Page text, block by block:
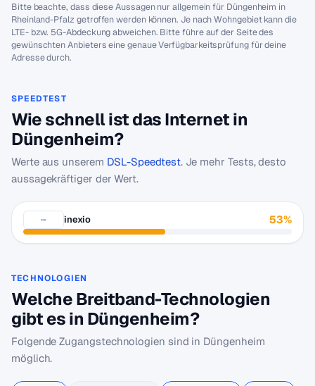
Bitte beachte, dass diese Aussagen nur allgemein für Düngenheim in
Rheinland-Pfalz getroffen werden können. Je nach Wohngebiet kann die
LTE- bzw. 5G-Abdeckung abweichen. Bitte führe auf der Seite des
gewünschten Anbieters eine genaue Verfügbarkeitsprüfung für deine
Adresse durch.
SPEEDTEST
Wie schnell ist das Internet in
Düngenheim?
Werte aus unserem DSL-Speedtest. Je mehr Tests, desto
aussagekräftiger der Wert.
inexio 53%
TECHNOLOGIEN
Welche Breitband-Technologien
gibt es in Düngenheim?
Folgende Zugangstechnologien sind in Düngenheim
möglich.